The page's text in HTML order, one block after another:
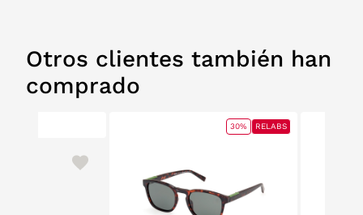
Otros clientes también han
comprado
30% RELABS